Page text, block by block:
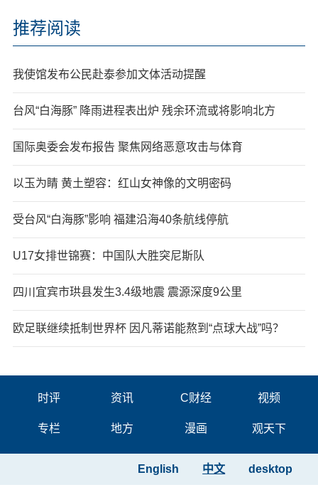
推荐阅读
我使馆发布公民赴泰参加文体活动提醒
台风“白海豚” 降雨进程表出炉 残余环流或将影响北方
国际奥委会发布报告 聚焦网络恶意攻击与体育
以玉为睛 黄土塑容：红山女神像的文明密码
受台风“白海豚”影响 福建沿海40条航线停航
U17女排世锦赛：中国队大胜突尼斯队
四川宜宾市珙县发生3.4级地震 震源深度9公里
欧足联继续抵制世界杯 因凡蒂诺能熬到“点球大战”吗？
时评 资讯 C财经 视频
专栏 地方 漫画 观天下
desktop
中文
English